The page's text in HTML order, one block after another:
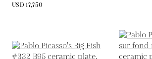
USD 17,750